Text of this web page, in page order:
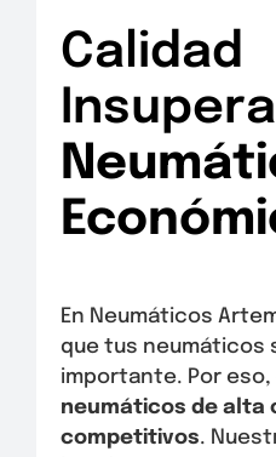
Calidad
En Neumáticos
que tus neumáticos
importante. Por
neumáticos de alta
competitivos.